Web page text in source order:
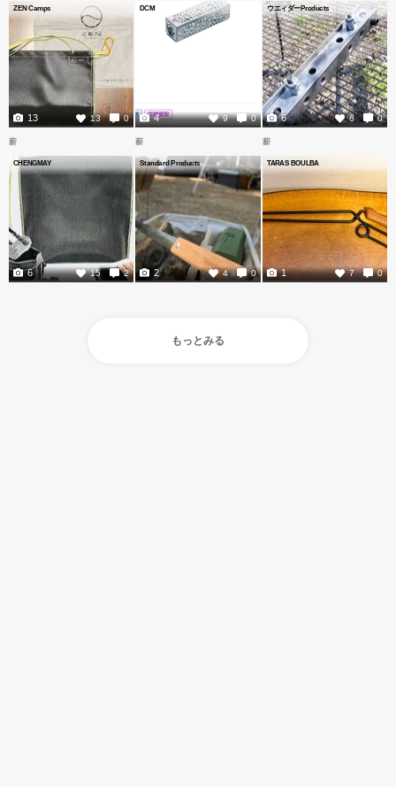
ZEN Camps
13 0
13
DCM
9 0
4
ウエィダーProducts
6 0
6
薪
CHENGMAY
15 2
6
薪
Standard Products
4 0
2
薪
TARAS BOULBA
7 0
1
もっとみる